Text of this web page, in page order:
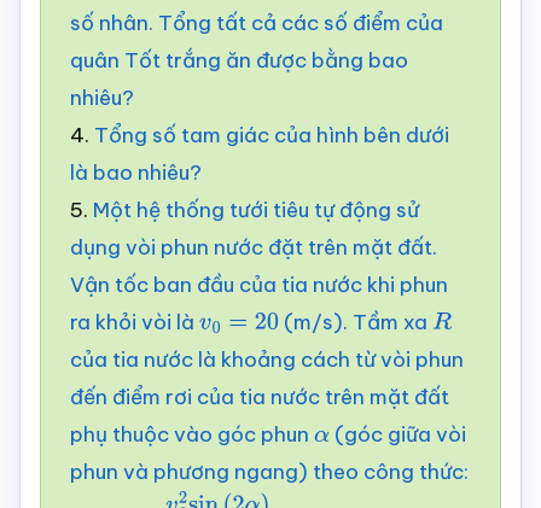
số nhân. Tổng tất cả các số điểm của
quân Tốt trắng ăn được bằng bao
nhiêu?
4. Tổng số tam giác của hình bên dưới
là bao nhiêu?
5. Một hệ thống tưới tiêu tự động sử
dụng vòi phun nước đặt trên mặt đất.
Vận tốc ban đầu của tia nước khi phun
ra khỏi vòi là v0 =20 (m/s). Tầm xaR
của tia nước là khoảng cách từ vòi phun
đến điểm rơi của tia nước trên mặt đất
phụ thuộc vào góc phun α (góc giữa vòi
phun và phương ngang) theo công thức: